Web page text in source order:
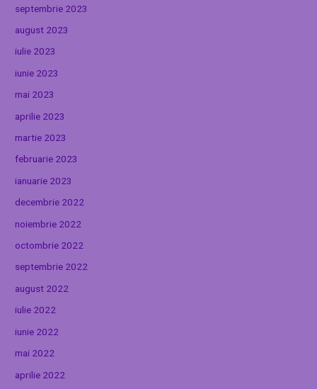
septembrie 2023
august 2023
iulie 2023
iunie 2023
mai 2023
aprilie 2023
martie 2023
februarie 2023
ianuarie 2023
decembrie 2022
noiembrie 2022
octombrie 2022
septembrie 2022
august 2022
iulie 2022
iunie 2022
mai 2022
aprilie 2022